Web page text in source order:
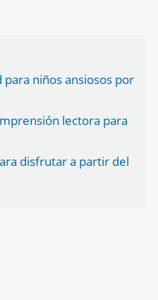
niños ansiosos por
lectora para
disfrutar a partir del